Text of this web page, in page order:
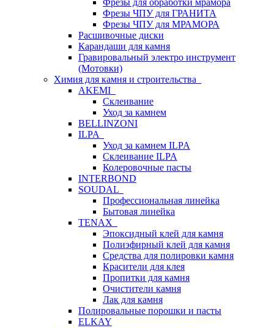
Фрезы для обработки мрамора
Фрезы ЧПУ для ГРАНИТА
Фрезы ЧПУ для МРАМОРА
Расшивочные диски
Карандаши для камня
Гравировальный электро инструмент
(Мотовки)
Химия для камня и строительства
AKEMI
Склеивание
Уход за камнем
BELLINZONI
ILPA
Уход за камнем ILPA
Склеивание ILPA
Колеровочные пасты
INTERBOND
SOUDAL
Профессиональная линейка
Бытовая линейка
TENAX
Эпоксидный клей для камня
Полиэфирный клей для камня
Средства для полировки камня
Красители для клея
Пропитки для камня
Очистители камня
Лак для камня
Полировальные порошки и пасты
ELKAY